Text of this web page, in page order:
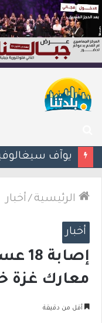
عن
الرئيسية / أخبار
أخبار
معارك غزة خلال
أقل من دقيقة